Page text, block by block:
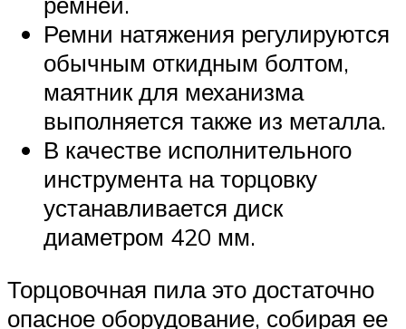
Ремни натяжения регулируются
обычным откидным болтом,
маятник для механизма
выполняется также из металла.
В качестве исполнительного
инструмента на торцовку
устанавливается диск
диаметром 420 мм.
Торцовочная пила это достаточно
опасное оборудование, собирая ее